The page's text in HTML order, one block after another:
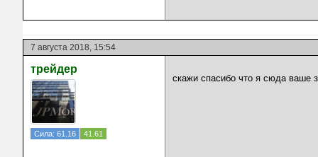
7 августа 2018, 15:54
трейдер
Сила: 61.16 41.61
скажи спасибо что я сюда ваше